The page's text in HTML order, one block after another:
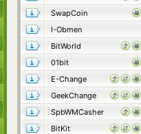
SwapCoin
I-Obmen
BitWorld
01bit
E-Change
GeekChange
SpbWMCasher
BitKit